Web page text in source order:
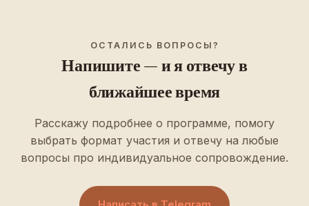
ОСТАЛИСЬ ВОПРОСЫ?
Напишите — и я отвечу в
ближайшее время
Расскажу подробнее о программе, помогу
выбрать формат участия и отвечу на любые
вопросы про индивидуальное сопровождение.